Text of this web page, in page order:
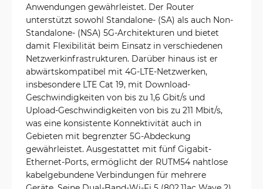
Anwendungen gewährleistet. Der Router
unterstützt sowohl Standalone- (SA) als auch Non-
Standalone- (NSA) 5G-Architekturen und bietet
damit Flexibilität beim Einsatz in verschiedenen
Netzwerkinfrastrukturen. Darüber hinaus ist er
abwärtskompatibel mit 4G-LTE-Netzwerken,
insbesondere LTE Cat 19, mit Download-
Geschwindigkeiten von bis zu 1,6 Gbit/s und
Upload-Geschwindigkeiten von bis zu 211 Mbit/s,
was eine konsistente Konnektivität auch in
Gebieten mit begrenzter 5G-Abdeckung
gewährleistet. Ausgestattet mit fünf Gigabit-
Ethernet-Ports, ermöglicht der RUTM54 nahtlose
kabelgebundene Verbindungen für mehrere